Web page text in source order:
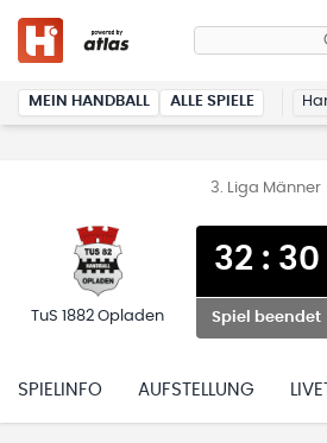
MEIN HANDBALL ALLE SPIELE
3. Liga Männer
TuS 1882 Opladen
32: 30
Spiel beendet
SPIELINFO AUFSTELLUNG